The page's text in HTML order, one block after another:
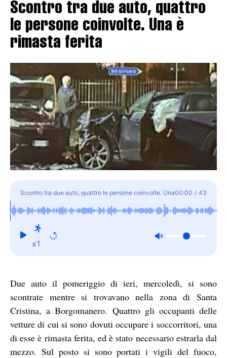
Scontro tra due auto, quattro
le persone coinvolte. Una è
rimasta ferita
Scontro tra due auto, quattro le persone coinvolte. Una
è rimasta ferita
00:00 / 43
x1
Due auto il pomeriggio di ieri, mercoledì, si sono
scontrate mentre si trovavano nella zona di Santa
Cristina, a Borgomanero. Quattro gli occupanti delle
vetture di cui si sono dovuti occupare i soccorritori, una
di esse è rimasta ferita, ed è stato necessario estrarla dal
mezzo. Sul posto si sono portati i vigili del fuoco,